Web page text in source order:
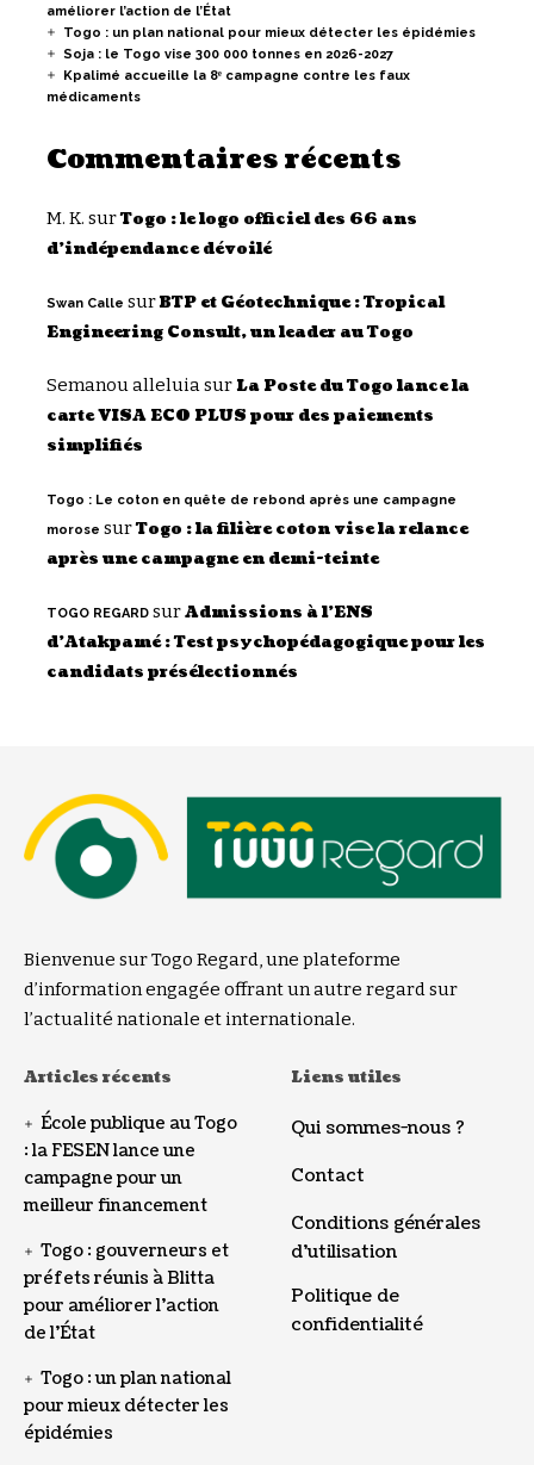
améliorer l’action de l’État
Togo : un plan national pour mieux détecter les épidémies
Soja : le Togo vise 300 000 tonnes en 2026-2027
Kpalimé accueille la 8ᵉ campagne contre les faux
médicaments
Commentaires récents
M. K. surTogo : le logo officiel des 66 ans
d’indépendance dévoilé
Swan Calle surBTP et Géotechnique : Tropical
Engineering Consult, un leader au Togo
Semanou alleluiasurLa Poste du Togo lance la
carte VISA ECO PLUS pour des paiements
simplifiés
Togo : Le coton en quête de rebond après une campagne
morose surTogo : la filière coton vise la relance
après une campagne en demi-teinte
TOGO REGARD surAdmissions à l’ENS
d’Atakpamé : Test psychopédagogique pour les
candidats présélectionnés
Bienvenue sur Togo Regard, une plateforme
d’information engagée offrant un autre regard sur
l’actualité nationale et internationale.
Articles récents
École publique au Togo
: la FESEN lance une
campagne pour un
meilleur financement
Togo : gouverneurs et
préfets réunis à Blitta
pour améliorer l’action
de l’État
Togo : un plan national
pour mieux détecter les
épidémies
Liens utiles
Qui sommes-nous ?
Contact
Conditions générales
d’utilisation
Politique de
confidentialité